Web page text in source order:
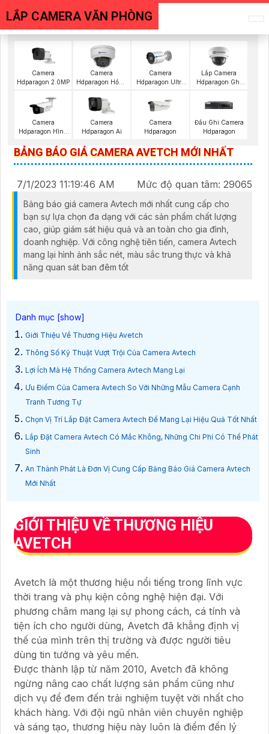
LẮP CAMERA VĂN PHÒNG
Camera
Hdparagon 2.0MP
Camera
Hdparagon Hồng
Camera
Hdparagon Ultra
Lắp Camera
Hdparagon Ghi
Camera
Hdparagon Hình
Camera
Hdparagon Ai
Camera
Hdparagon
Đầu Ghi Camera
Hdparagon
BẢNG BÁO GIÁ CAMERA AVETCH MỚI NHẤT
7/1/2023 11:19:46 AM Mức độ quan tâm: 29065
Bảng báo giá camera Avtech mới nhất cung cấp cho
bạn sự lựa chọn đa dạng với các sản phẩm chất lượng
cao, giúp giám sát hiệu quả và an toàn cho gia đình,
doanh nghiệp. Với công nghệ tiên tiến, camera Avtech
mang lại hình ảnh sắc nét, màu sắc trung thực và khả
năng quan sát ban đêm tốt
Giới Thiệu Về Thương Hiệu Avetch
Thông Số Kỹ Thuật Vượt Trội Của Camera Avtech
Lợi Ích Mà Hệ Thống Camera Avtech Mang Lại
Ưu Điểm Của Camera Avtech So Với Những Mẫu Camera Cạnh
Tranh Tương Tự
Chọn Vị Trí Lắp Đặt Camera Avtech Để Mang Lại Hiệu Quả Tốt Nhất
Lắp Đặt Camera Avtech Có Mắc Không, Những Chi Phí Có Thể Phát
Sinh
An Thành Phát Là Đơn Vị Cung Cấp Bảng Báo Giá Camera Avtech
Mới Nhất
GIỚI THIỆU VỀ THƯƠNG HIỆU
AVETCH
Avetch là một thương hiệu nổi tiếng trong lĩnh vực
thời trang và phụ kiện công nghệ hiện đại. Với
phương châm mang lại sự phong cách, cá tính và
tiện ích cho người dùng, Avetch đã khẳng định vị
thế của mình trên thị trường và được người tiêu
dùng tin tưởng và yêu mến.
Được thành lập từ năm 2010, Avetch đã không
ngừng nâng cao chất lượng sản phẩm cũng như
dịch vụ để đem đến trải nghiệm tuyệt vời nhất cho
khách hàng. Với đội ngũ nhân viên chuyên nghiệp
và sáng tạo, thương hiệu này luôn là điểm đến lý